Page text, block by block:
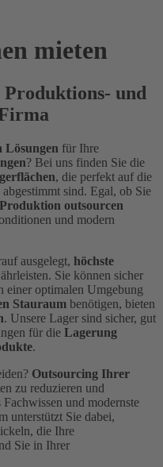
mieten
und
Lösungen für Ihre
? Bei uns finden Sie die
, die perfekt auf die
abgestimmt sind. Egal, ob Sie
Produktion outsourcen
und modern
ausgelegt, höchste
Sie können sicher
einer optimalen Umgebung
Stauraum benötigen, bieten
. Unsere Lager sind sicher, gut
für die Lagerung
.
Outsourcing Ihrer
zu reduzieren und
und modernste
unterstützt Sie dabei,
die Ihre
Sie in Ihrer